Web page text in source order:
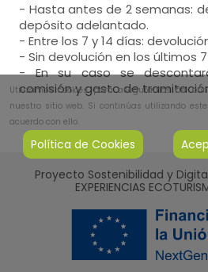
- Hasta antes de 2 semanas:
depósito adelantado.
- Entre los 7 y 14 días:
- Sin devolución en los últimos
- En su caso se
comisión y gasto de
Proyecto Sostenibilidad y
EXPERIENCIAS
Utilizamos cookies para asegurarnos de
nuestro sitio web. Si continúas utilizando
acuerdo con ello.
Política de Cookies